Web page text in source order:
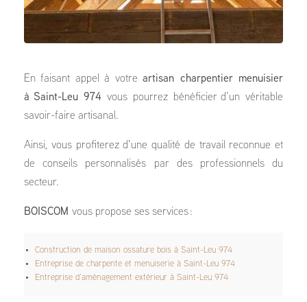
En faisant appel à votreartisan charpentier menuisier
à Saint-Leu 974 vous pourrez bénéficier d’un véritable
savoir-faire artisanal.
Ainsi, vous profiterez d’une qualité de travail reconnue et
de conseils personnalisés par des professionnels du
secteur.
BOISCOM vous propose ses services :
Construction de maison ossature bois à Saint-Leu 974
Entreprise de charpente et menuiserie à Saint-Leu 974
Entreprise d’aménagement extérieur à Saint-Leu 974